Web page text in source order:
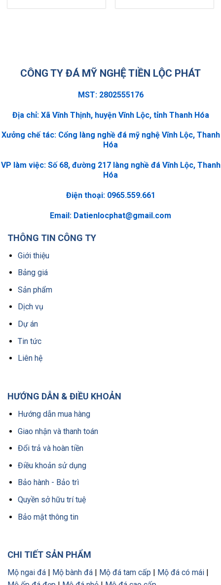
CÔNG TY ĐÁ MỸ NGHỆ TIỀN LỘC PHÁT
MST: 2802555176
Địa chỉ: Xã Vĩnh Thịnh, huyện Vĩnh Lộc, tỉnh Thanh Hóa
Xưởng chế tác: Cổng làng nghề đá mỹ nghệ Vĩnh Lộc, Thanh
Hóa
VP làm việc: Số 68, đường 217 làng nghề đá Vĩnh Lộc, Thanh
Hóa
Điện thoại: 0965.559.661
Email: Datienlocphat@gmail.com
THÔNG TIN CÔNG TY
Giới thiệu
Bảng giá
Sản phẩm
Dịch vụ
Dự án
Tin tức
Liên hệ
HƯỚNG DẪN & ĐIỀU KHOẢN
Hướng dẫn mua hàng
Giao nhận và thanh toán
Đổi trả và hoàn tiền
Điều khoản sử dụng
Bảo hành - Bảo trì
Quyền sở hữu trí tuệ
Bảo mật thông tin
CHI TIẾT SẢN PHẨM
Mộ ngai đá Mộ bành đá Mộ đá tam cấp Mộ đá có mái